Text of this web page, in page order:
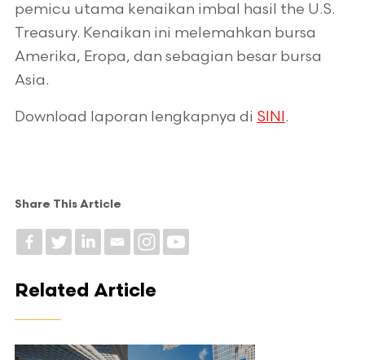
pemicu utama kenaikan imbal hasil the U.S.
Treasury. Kenaikan ini melemahkan bursa
Amerika, Eropa, dan sebagian besar bursa
Asia.
Download laporan lengkapnya di SINI .
Share This Article
Related Article